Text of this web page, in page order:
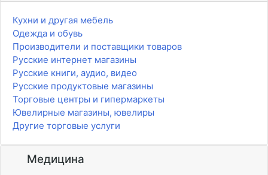
Кухни и другая мебель
Одежда и обувь
Производители и поставщики товаров
Русские интернет магазины
Русские книги, аудио, видео
Русские продуктовые магазины
Торговые центры и гипермаркеты
Ювелирные магазины, ювелиры
Другие торговые услуги
Медицина